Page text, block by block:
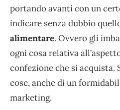
portando avanti con un
indicare senza dubbio
alimentare. Ovvero gli
ogni cosa relativa
confezione che si
cose, anche di un
marketing.